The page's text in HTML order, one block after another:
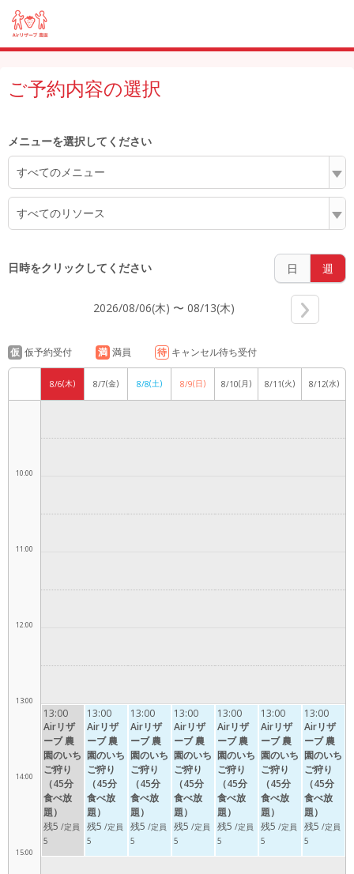
ご予約内容の選択
メニューを選択してください
すべてのメニュー
すべてのリソース
日時をクリックしてください 日 週
2026/08/06(木) 〜 08/13(木)
仮 仮予約受付 満 満員 待 キャンセル待ち受付
8/6(木) 8/7(金) 8/8(土) 8/9(日) 8/10(月) 8/11(火) 8/12(水)
4:00
5:00
6:00
10:00
11:00
12:00
13:00
14:00
15:00
13:00
Airリザ
ーブ 農
園のいち
ご狩り
（45分
食べ放
題）
残5 /定員
5
13:00
Airリザ
ーブ 農
園のいち
ご狩り
（45分
食べ放
題）
残5 /定員
5
13:00
Airリザ
ーブ 農
園のいち
ご狩り
（45分
食べ放
題）
残5 /定員
5
13:00
Airリザ
ーブ 農
園のいち
ご狩り
（45分
食べ放
題）
残5 /定員
5
13:00
Airリザ
ーブ 農
園のいち
ご狩り
（45分
食べ放
題）
残5 /定員
5
13:00
Airリザ
ーブ 農
園のいち
ご狩り
（45分
食べ放
題）
残5 /定員
5
13:00
Airリザ
ーブ 農
園のいち
ご狩り
（45分
食べ放
題）
残5 /定員
5